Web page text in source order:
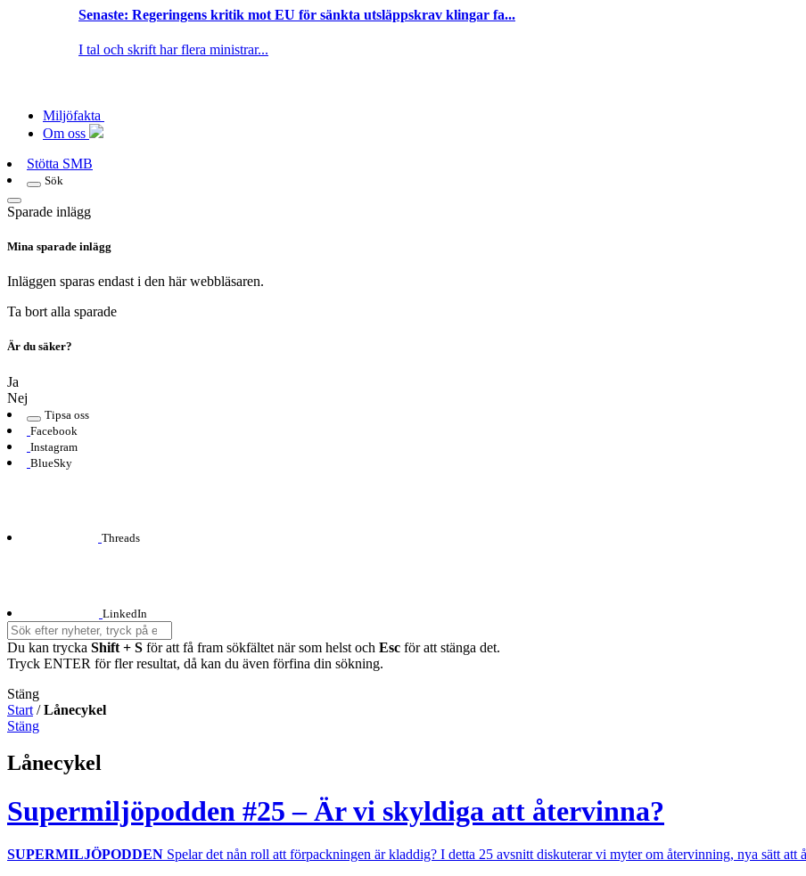
Senaste: Regeringens kritik mot EU för sänkta utsläppskrav klingar fa...
I tal och skrift har flera ministrar...
Miljöfakta
Om oss
Stötta SMB
Sök
Sparade inlägg
Mina sparade inlägg
Inläggen sparas endast i den här webbläsaren.
Ta bort alla sparade
Är du säker?
Ja
Nej
Tipsa oss
Facebook
Instagram
BlueSky
Threads
LinkedIn
Du kan trycka Shift + S för att få fram sökfältet när som helst och Esc för att stänga det.
Tryck ENTER för fler resultat, då kan du även förfina din sökning.
Stäng
Start /Lånecykel
Stäng
Lånecykel
Supermiljöpodden #25 – Är vi skyldiga att återvinna?
SUPERMILJÖPODDEN Spelar det nån roll att förpackningen är kladdig? I detta 25 avsnitt diskuterar vi myter om återvinning, nya sätt att